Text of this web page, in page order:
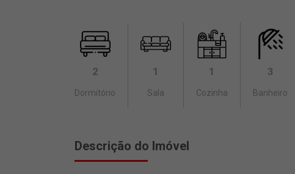
2
Dormitório
1
Sala
1
Cozinha
3
Banheiro
Descrição do Imóvel